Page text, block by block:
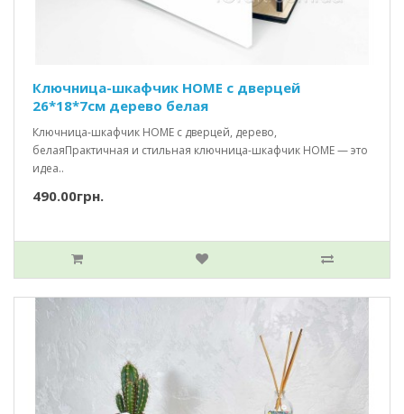
Ключница-шкафчик HOME c дверцей
26*18*7см дерево белая
Ключница-шкафчик HOME с дверцей, дерево,
белаяПрактичная и стильная ключница-шкафчик HOME — это
идеа..
490.00грн.